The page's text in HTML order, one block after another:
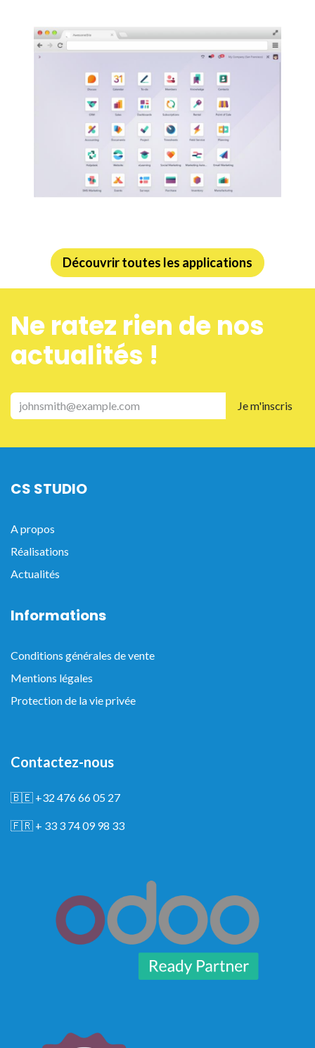
Découvrir toutes les applications
Ne ra​tez rien de nos
actualités !
Je m'inscris
CS STUDIO
A propos
Réalisations
Actualités
Informations
Conditions générales de vente
Mentions légales
Protection de la vie privée
Contactez-nous
🇧🇪 +32 476 66 05 27
🇫🇷 + 33 3 74 09 98 33